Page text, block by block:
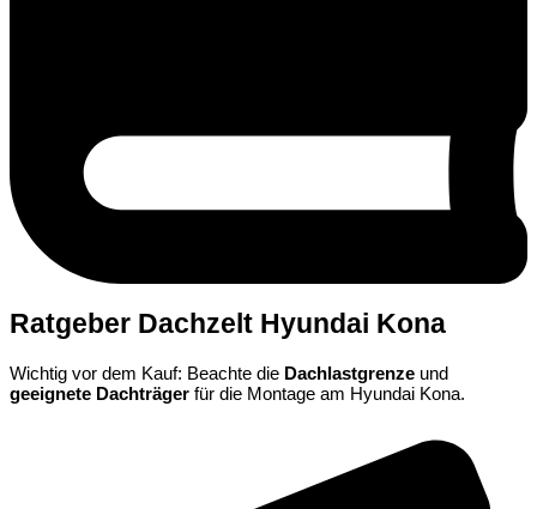
Ratgeber Dachzelt Hyundai Kona
Wichtig vor dem Kauf: Beachte die Dachlastgrenze und
geeignete Dachträger für die Montage am Hyundai Kona.